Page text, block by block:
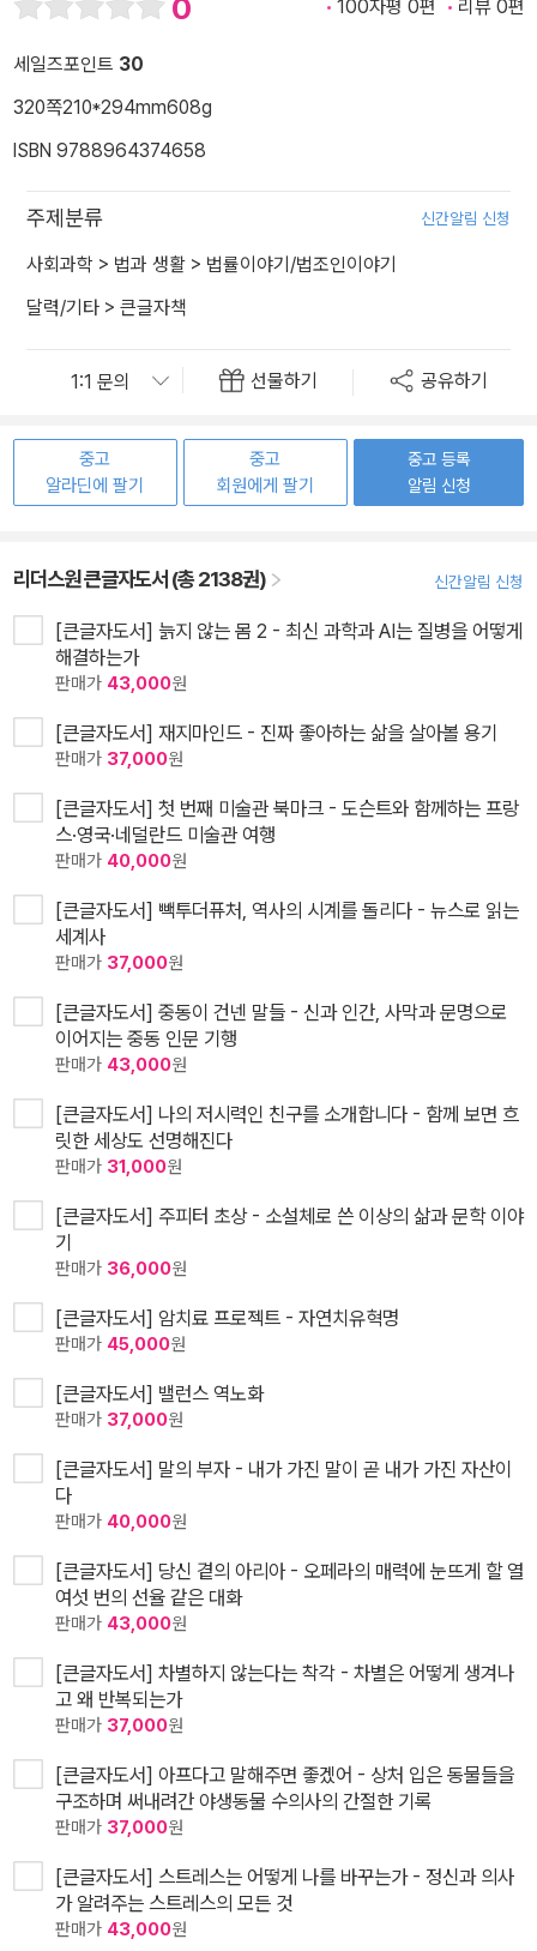
0 100자평 0편 리뷰 0편
세일즈포인트 30
320쪽210*294mm608g
ISBN 9788964374658
주제분류 신간알림 신청
사회과학 > 법과 생활 > 법률이야기/법조인이야기
달력/기타 > 큰글자책
선물하기 공유하기
중고
알라딘에 팔기
중고
회원에게 팔기
중고 등록
알림 신청
리더스원 큰글자도서 (총 2138권) 신간알림 신청
[큰글자도서] 늙지 않는 몸 2 - 최신 과학과 AI는 질병을 어떻게
해결하는가
판매가 43,000원
[큰글자도서] 재지마인드 - 진짜 좋아하는 삶을 살아볼 용기
판매가 37,000원
[큰글자도서] 첫 번째 미술관 북마크 - 도슨트와 함께하는 프랑
스·영국·네덜란드 미술관 여행
판매가 40,000원
[큰글자도서] 빽투더퓨처, 역사의 시계를 돌리다 - 뉴스로 읽는
세계사
판매가 37,000원
[큰글자도서] 중동이 건넨 말들 - 신과 인간, 사막과 문명으로
이어지는 중동 인문 기행
판매가 43,000원
[큰글자도서] 나의 저시력인 친구를 소개합니다 - 함께 보면 흐
릿한 세상도 선명해진다
판매가 31,000원
[큰글자도서] 주피터 초상 - 소설체로 쓴 이상의 삶과 문학 이야
기
판매가 36,000원
[큰글자도서] 암치료 프로젝트 - 자연치유혁명
판매가 45,000원
[큰글자도서] 밸런스 역노화
판매가 37,000원
[큰글자도서] 말의 부자 - 내가 가진 말이 곧 내가 가진 자산이
다
판매가 40,000원
[큰글자도서] 당신 곁의 아리아 - 오페라의 매력에 눈뜨게 할 열
여섯 번의 선율 같은 대화
판매가 43,000원
[큰글자도서] 차별하지 않는다는 착각 - 차별은 어떻게 생겨나
고 왜 반복되는가
판매가 37,000원
[큰글자도서] 아프다고 말해주면 좋겠어 - 상처 입은 동물들을
구조하며 써내려간 야생동물 수의사의 간절한 기록
판매가 37,000원
[큰글자도서] 스트레스는 어떻게 나를 바꾸는가 - 정신과 의사
가 알려주는 스트레스의 모든 것
판매가 43,000원